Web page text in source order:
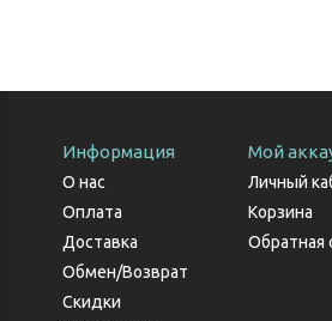
Информация
О нас
Оплата
Доставка
Обмен/Возврат
Скидки
Мой
Личный
Корзина
Обратная